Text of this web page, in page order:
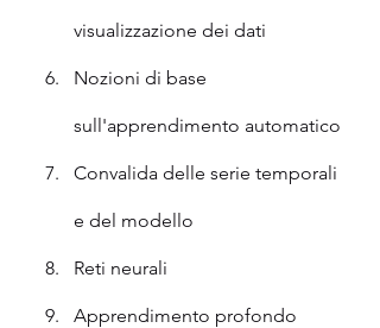
visualizzazione dei dati
Nozioni di base
sull'apprendimento automatico
Convalida delle serie temporali
e del modello
Reti neurali
Apprendimento profondo